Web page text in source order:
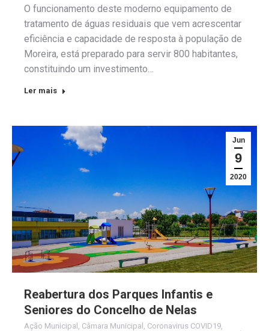
O funcionamento deste moderno equipamento de
tratamento de águas residuais que vem acrescentar
eficiência e capacidade de resposta à população de
Moreira, está preparado para servir 800 habitantes,
constituindo um investimento…
Ler mais
Jun
9
2020
Reabertura dos Parques Infantis e
Seniores do Concelho de Nelas
Ação Municipal , Câmara Municipal , Coronavirus COVID19,